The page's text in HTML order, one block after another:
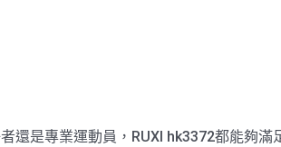
還是專業運動員，RUXI hk3372都能夠滿